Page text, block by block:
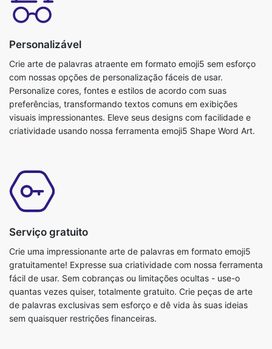
Personalizável
Crie arte de palavras atraente em formato emoji5 sem esforço
com nossas opções de personalização fáceis de usar.
Personalize cores, fontes e estilos de acordo com suas
preferências, transformando textos comuns em exibições
visuais impressionantes. Eleve seus designs com facilidade e
criatividade usando nossa ferramenta emoji5 Shape Word Art.
Serviço gratuito
Crie uma impressionante arte de palavras em formato emoji5
gratuitamente! Expresse sua criatividade com nossa ferramenta
fácil de usar. Sem cobranças ou limitações ocultas - use-o
quantas vezes quiser, totalmente gratuito. Crie peças de arte
de palavras exclusivas sem esforço e dê vida às suas ideias
sem quaisquer restrições financeiras.